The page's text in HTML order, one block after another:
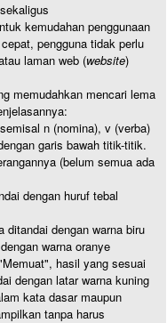
kemudahan penggunaan
pengguna tidak perlu
laman web (website)
memudahkan mencari lema
n (nomina), v (verba)
garis bawah titik-titik.
(belum semua ada
dengan huruf tebal
ditandai dengan warna biru
warna oranye
hasil yang sesuai
dengan latar warna kuning
kata dasar maupun
tanpa harus